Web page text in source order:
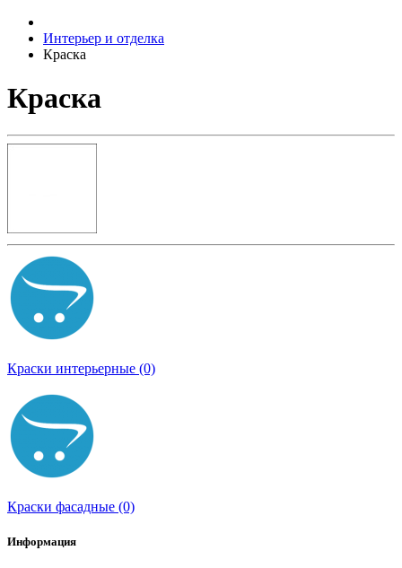
Интерьер и отделка
Краска
Краска
Краски интерьерные (0)
Краски фасадные (0)
Информация